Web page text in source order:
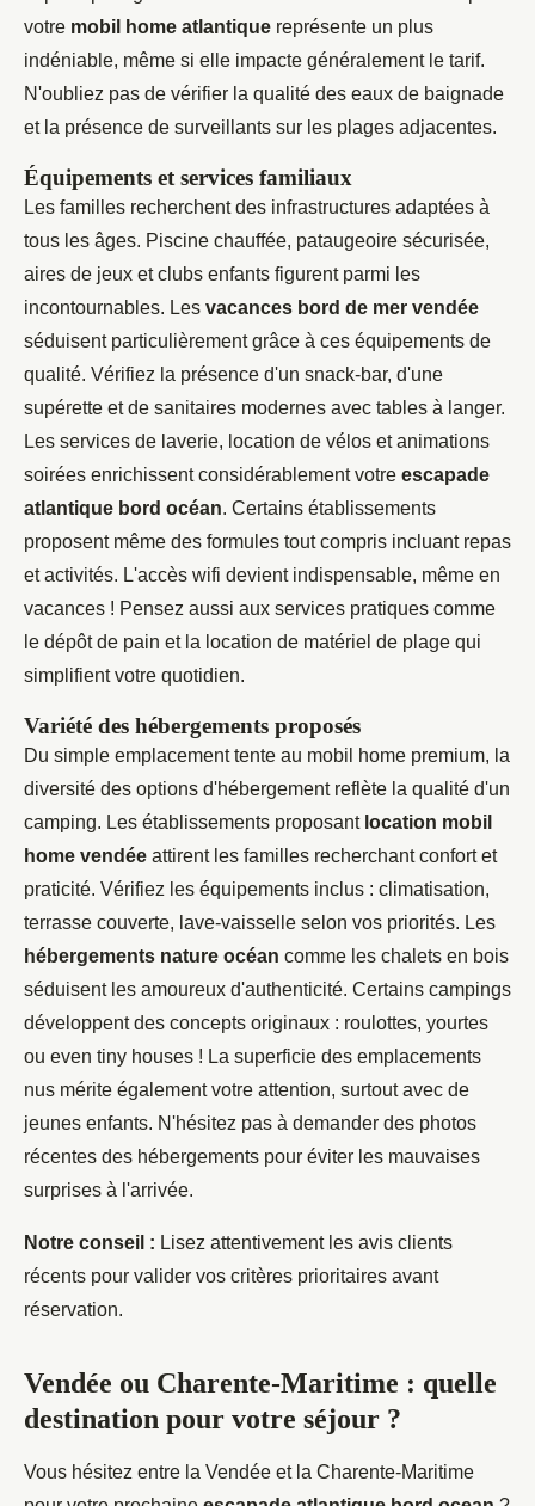
votre mobil home atlantique représente un plus
indéniable, même si elle impacte généralement le tarif.
N'oubliez pas de vérifier la qualité des eaux de baignade
et la présence de surveillants sur les plages adjacentes.
Équipements et services familiaux
Les familles recherchent des infrastructures adaptées à
tous les âges. Piscine chauffée, pataugeoire sécurisée,
aires de jeux et clubs enfants figurent parmi les
incontournables. Les vacances bord de mer vendée
séduisent particulièrement grâce à ces équipements de
qualité. Vérifiez la présence d'un snack-bar, d'une
supérette et de sanitaires modernes avec tables à langer.
Les services de laverie, location de vélos et animations
soirées enrichissent considérablement votre escapade
atlantique bord océan. Certains établissements
proposent même des formules tout compris incluant repas
et activités. L'accès wifi devient indispensable, même en
vacances ! Pensez aussi aux services pratiques comme
le dépôt de pain et la location de matériel de plage qui
simplifient votre quotidien.
Variété des hébergements proposés
Du simple emplacement tente au mobil home premium, la
diversité des options d'hébergement reflète la qualité d'un
camping. Les établissements proposant location mobil
home vendée attirent les familles recherchant confort et
praticité. Vérifiez les équipements inclus : climatisation,
terrasse couverte, lave-vaisselle selon vos priorités. Les
hébergements nature océan comme les chalets en bois
séduisent les amoureux d'authenticité. Certains campings
développent des concepts originaux : roulottes, yourtes
ou even tiny houses ! La superficie des emplacements
nus mérite également votre attention, surtout avec de
jeunes enfants. N'hésitez pas à demander des photos
récentes des hébergements pour éviter les mauvaises
surprises à l'arrivée.
Notre conseil : Lisez attentivement les avis clients
récents pour valider vos critères prioritaires avant
réservation.
Vendée ou Charente-Maritime : quelle
destination pour votre séjour ?
Vous hésitez entre la Vendée et la Charente-Maritime